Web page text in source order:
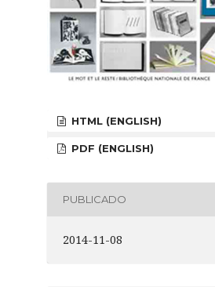
HTML (ENGLISH)
PDF (ENGLISH)
PUBLICADO
2014-11-08